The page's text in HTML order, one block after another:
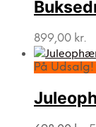
899,00 kr.
På Udsalg!